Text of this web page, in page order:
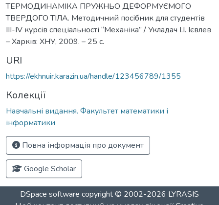
ТЕРМОДИНАМІКА ПРУЖНЬО ДЕФОРМУЄМОГО
ТВЕРДОГО ТІЛА. Методичний посібник для студентів
III-IV курсів спеціальності “Механіка” / Укладач І.І. Ієвлев
– Харків: ХНУ, 2009. – 25 с.
URI
https://ekhnuir.karazin.ua/handle/123456789/1355
Колекції
Навчальні видання. Факультет математики і
інформатики
Повна інформація про документ
Google Scholar
DSpace software copyright © 2002-2026 LYRASIS